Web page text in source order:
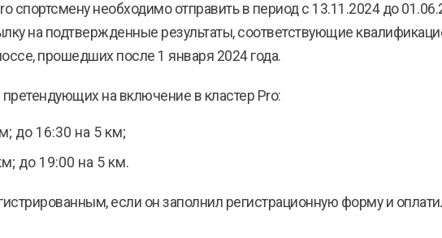
спортсмену необходимо отправить в период с 13.11.2024 до
на подтвержденные результаты, соответствующие
прошедших после 1 января 2024 года.
на включение в кластер Pro:
до 16:30 на 5 км;
до 19:00 на 5 км.
если он заполнил регистрационную форму и